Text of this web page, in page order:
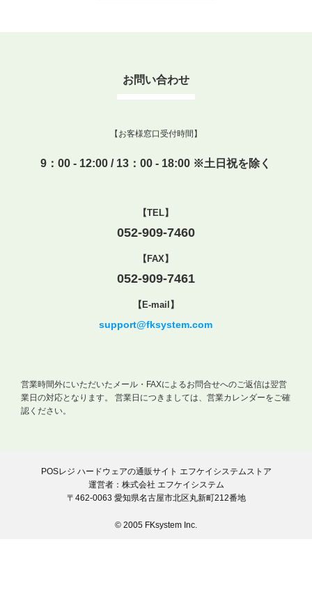
お問い合わせ
【お客様窓口受付時間】
9：00 - 12:00 / 13：00 - 18:00 ※土日祝を除く
【TEL】
052-909-7460
【FAX】
052-909-7461
【E-mail】
support@fksystem.com
営業時間外にいただいたメール・FAXによるお問合せへのご返信は翌営
業日の対応となります。
営業日につきましては、営業カレンダーをご確
認ください。
POSレジ ハードウェアの通販サイト エフケイシステムストア
運営者：株式会社 エフケイシステム
〒462-0063 愛知県名古屋市北区丸新町212番地
© 2005 FKsystem Inc.